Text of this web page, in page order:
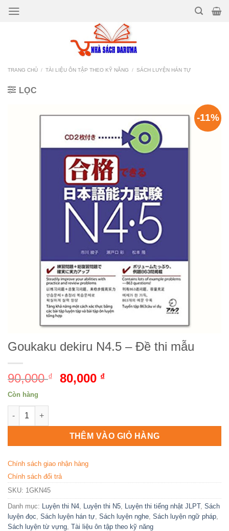
Bỏ
TRANG CHỦ / TÀI LIỆU ÔN TẬP THEO KỸ NĂNG / SÁCH LUYỆN HÁN TỰ
LỌC
-11%
Goukaku dekiru N4.5 – Đề thi mẫu
90,000₫
Giá
80,000 ₫
80,000 ₫.
Còn hàng
Goukaku dekiru N4.5 - Đề thi mẫu số lượng
THÊM VÀO GIỎ HÀNG
Chính sách giao nhận hàng
Chính sách đổi trả
SKU: 1GKN45
Danh mục: Luyện thi N4 Luyện thi N5 Luyện thi tiếng nhật JLPT, Sách
luyện đọc Sách luyện hán tự Sách luyện nghe Sách luyện ngữ pháp
Sách luyện từ vựng Tài liệu ôn tập theo kỹ năng